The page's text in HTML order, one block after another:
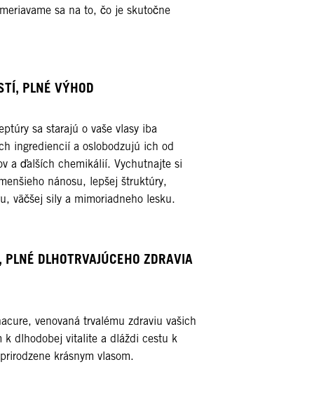
sa na to, čo je skutočne
PLNÉ VÝHOD​
sa starajú o vaše vlasy iba
ingrediencií a oslobodzujú ich od
a ďalších chemikálií. Vychutnajte si
nánosu, lepšej štruktúry,
väčšej sily a mimoriadneho lesku.​
DLHOTRVAJÚCEHO ZDRAVIA
venovaná trvalému zdraviu vašich
k dlhodobej vitalite a dláždi cestu k
krásnym vlasom.